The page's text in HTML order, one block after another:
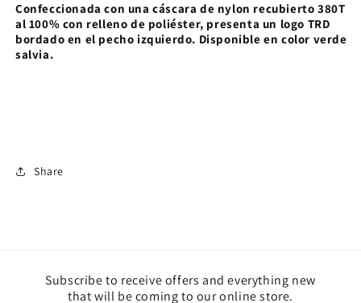
Confeccionada con una cáscara de nylon recubierto 380T
al 100% con relleno de poliéster, presenta un logo TRD
bordado en el pecho izquierdo. Disponible en color verde
salvia.
Share
Subscribe to receive offers and everything new
that will be coming to our online store.